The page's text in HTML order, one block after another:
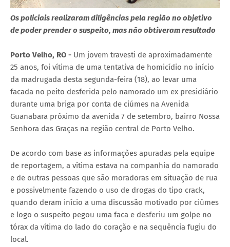
Os policiais realizaram diligências pela região no objetivo
de poder prender o suspeito, mas não obtiveram resultado
Porto Velho, RO - Um jovem travesti de aproximadamente
25 anos, foi vítima de uma tentativa de homicídio no início
da madrugada desta segunda-feira (18), ao levar uma
facada no peito desferida pelo namorado um ex presidiário
durante uma briga por conta de ciúmes na Avenida
Guanabara próximo da avenida 7 de setembro, bairro Nossa
Senhora das Graças na região central de Porto Velho.
De acordo com base as informações apuradas pela equipe
de reportagem, a vítima estava na companhia do namorado
e de outras pessoas que são moradoras em situação de rua
e possivelmente fazendo o uso de drogas do tipo crack,
quando deram início a uma discussão motivado por ciúmes
e logo o suspeito pegou uma faca e desferiu um golpe no
tórax da vítima do lado do coração e na sequência fugiu do
local.